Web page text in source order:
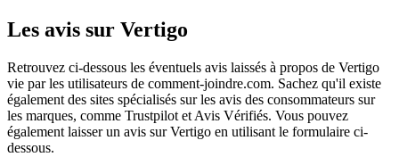
Les avis sur Vertigo
Retrouvez ci-dessous les éventuels avis laissés à propos de Vertigo
vie par les utilisateurs de comment-joindre.com. Sachez qu'il existe
également des sites spécialisés sur les avis des consommateurs sur
les marques, comme Trustpilot et Avis Vérifiés. Vous pouvez
également laisser un avis sur Vertigo en utilisant le formulaire ci-
dessous.